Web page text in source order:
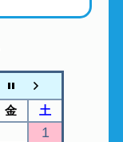
金 土
1